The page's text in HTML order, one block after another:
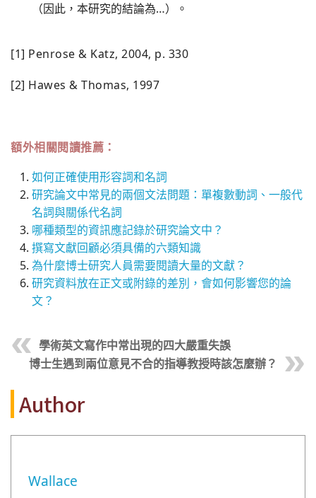
（因此，本研究的結論為…）。
[1] Penrose & Katz, 2004, p. 330
[2] Hawes & Thomas, 1997
額外相關閱讀推薦：
如何正確使用形容詞和名詞
研究論文中常見的兩個文法問題：單複數動詞、一般代
名詞與關係代名詞
哪種類型的資訊應記錄於研究論文中？
撰寫文獻回顧必須具備的六類知識
為什麼博士研究人員需要閱讀大量的文獻？
研究資料放在正文或附錄的差別，會如何影響您的論
文？
學術英文寫作中常出現的四大嚴重失誤
博士生遇到兩位意見不合的指導教授時該怎麼辦？
Author
Wallace